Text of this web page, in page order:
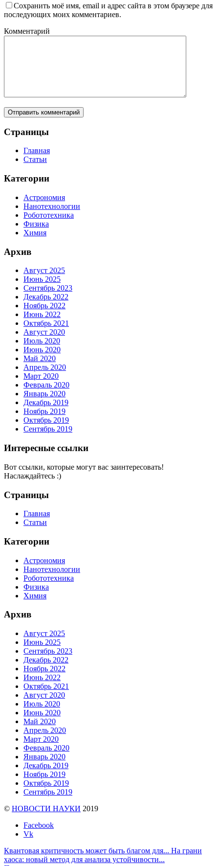
Сохранить моё имя, email и адрес сайта в этом браузере для
последующих моих комментариев.
Комментарий
Страницы
Главная
Статьи
Категории
Астрономия
Нанотехнологии
Робототехника
Физика
Химия
Архив
Август 2025
Июнь 2025
Сентябрь 2023
Декабрь 2022
Ноябрь 2022
Июнь 2022
Октябрь 2021
Август 2020
Июль 2020
Июнь 2020
Май 2020
Апрель 2020
Март 2020
Февраль 2020
Январь 2020
Декабрь 2019
Ноябрь 2019
Октябрь 2019
Сентябрь 2019
Интересные ссылки
Вот ссылки, которые могут вас заинтересовать!
Наслаждайтесь :)
Страницы
Главная
Статьи
Категории
Астрономия
Нанотехнологии
Робототехника
Физика
Химия
Архив
Август 2025
Июнь 2025
Сентябрь 2023
Декабрь 2022
Ноябрь 2022
Июнь 2022
Октябрь 2021
Август 2020
Июль 2020
Июнь 2020
Май 2020
Апрель 2020
Март 2020
Февраль 2020
Январь 2020
Декабрь 2019
Ноябрь 2019
Октябрь 2019
Сентябрь 2019
© НОВОСТИ НАУКИ 2019
Facebook
Vk
Квантовая критичность может быть благом для... На грани
хаоса: новый метод для анализа устойчивости...